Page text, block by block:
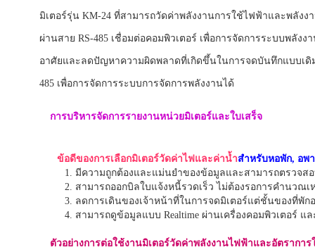
มิเตอร์รุ่น KM-24 ที่สามารถวัดค่าพลังงานการใช้ไฟฟ้าและพลัง
ผ่านสาย RS-485 เชื่อมต่อคอมพิวเตอร์ เพื่อการจัดการระบบพลังง
อาศัยและลดปัญหาความผิดพลาดที่เกิดขึ้นในการจดบันทึกแบบเดิม
485 เพื่อการจัดการระบบการจัดการพลังงานได้
การบริหารจัดการรายงานหน่วยมิเตอร์และใบเสร็จ
ข้อดีของการเลือกมิเตอร์วัดค่าไฟและค่าน้ำสำหรับหอพัก, อพ
1. มีความถูกต้องและแม่นยำของข้อมูลและสามารถตรวจสอบ
2. สามารถออกบิลใบแจ้งหนี้รวดเร็ว ไม่ต้องรอการคำนวณเ
3. ลดการเดินของเจ้าหน้าที่ในการจดมิเตอร์แต่ชั้นของที่พัก
4. สามารถดูข้อมูลแบบ Realtime ผ่านเครื่องคอมพิวเตอร์ และ
ตัวอย่างการต่อใช้งานมิเตอร์วัดค่าพลังงานไฟฟ้าและอัตรากา